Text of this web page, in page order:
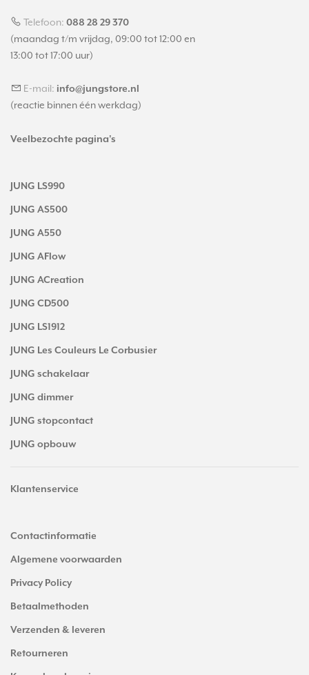
Telefoon: 088 28 29 370
(maandag t/m vrijdag, 09:00 tot 12:00 en
13:00 tot 17:00 uur)
E-mail: info@jungstore.nl
(reactie binnen één werkdag)
Veelbezochte pagina's
JUNG LS990
JUNG AS500
JUNG A550
JUNG AFlow
JUNG ACreation
JUNG CD500
JUNG LS1912
JUNG Les Couleurs Le Corbusier
JUNG schakelaar
JUNG dimmer
JUNG stopcontact
JUNG opbouw
Klantenservice
Contactinformatie
Algemene voorwaarden
Privacy Policy
Betaalmethoden
Verzenden & leveren
Retourneren